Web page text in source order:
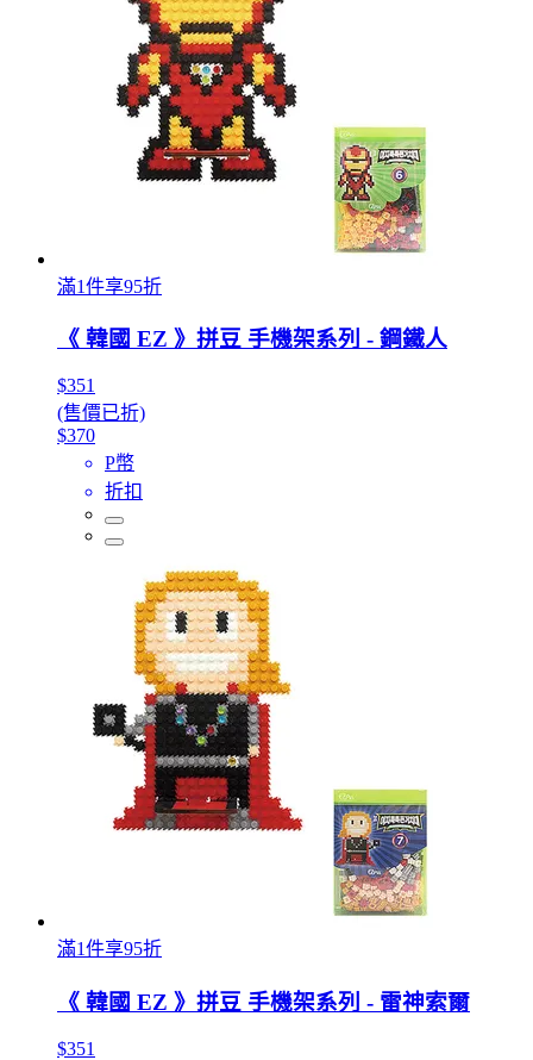
滿1件享95折
《 韓國 EZ 》拼豆 手機架系列 - 鋼鐵人
$351
(售價已折)
$370
P幣
折扣
滿1件享95折
《 韓國 EZ 》拼豆 手機架系列 - 雷神索爾
$351